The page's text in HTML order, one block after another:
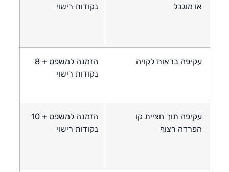
או מוגבל
נקודות רישוי
עקיפה בראות לקויה
הזמנה למשפט + 8
נקודות רישוי
עקיפה תוך חציית קו
הפרדה רצוף
הזמנה למשפט + 10
נקודות רישוי